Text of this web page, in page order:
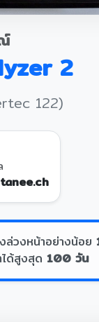
2
122)
วงหน้าอย่างน้อย
ด้สูงสุด 100 วัน